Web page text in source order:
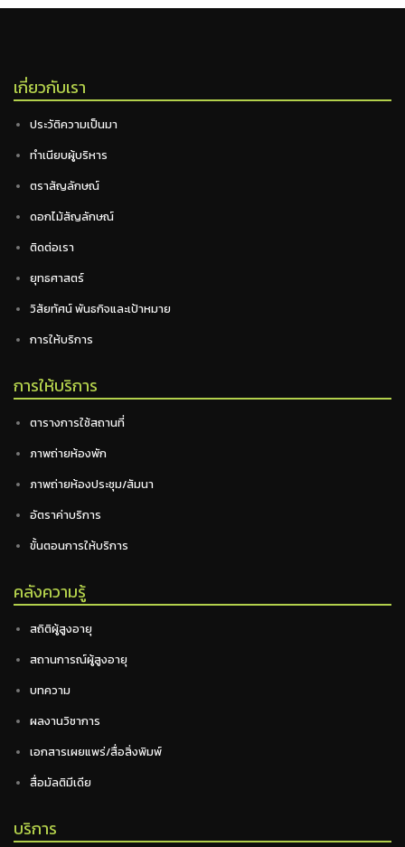
เกี่ยวกับเรา
ประวัติความเป็นมา
ทำเนียบผู้บริหาร
ตราสัญลักษณ์
ดอกไม้สัญลักษณ์
ติดต่อเรา
ยุทธศาสตร์
วิสัยทัศน์ พันธกิจและเป้าหมาย
การให้บริการ
การให้บริการ
ตารางการใช้สถานที่
ภาพถ่ายห้องพัก
ภาพถ่ายห้องประชุม/สัมนา
อัตราค่าบริการ
ขั้นตอนการให้บริการ
คลังความรู้
สถิติผู้สูงอายุ
สถานการณ์ผู้สูงอายุ
บทความ
ผลงานวิชาการ
เอกสารเผยแพร่/สื่อสิ่งพิมพ์
สื่อมัลติมีเดีย
บริการ